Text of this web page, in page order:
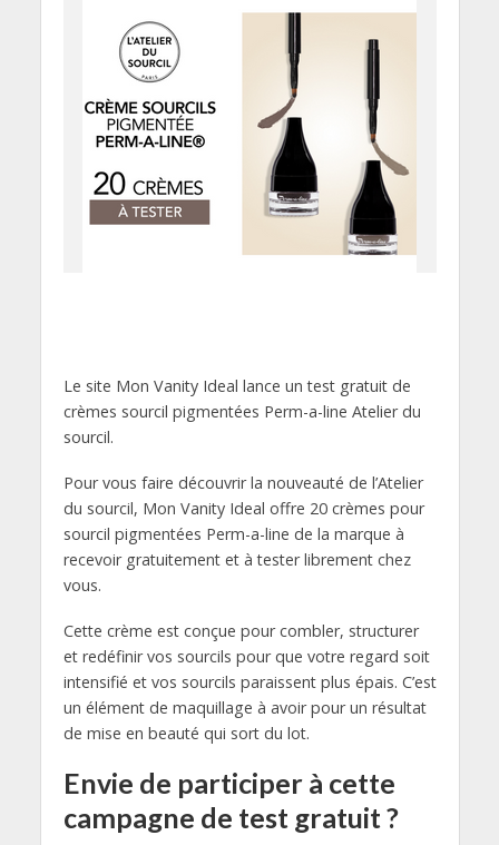
Le site Mon Vanity Ideal lance un test gratuit de
crèmes sourcil pigmentées Perm-a-line Atelier du
sourcil.
Pour vous faire découvrir la nouveauté de l’Atelier
du sourcil, Mon Vanity Ideal offre 20 crèmes pour
sourcil pigmentées Perm-a-line de la marque à
recevoir gratuitement et à tester librement chez
vous.
Cette crème est conçue pour combler, structurer
et redéfinir vos sourcils pour que votre regard soit
intensifié et vos sourcils paraissent plus épais. C’est
un élément de maquillage à avoir pour un résultat
de mise en beauté qui sort du lot.
Envie de participer à cette
campagne de test gratuit ?